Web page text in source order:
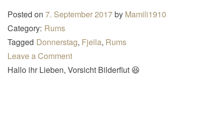
Posted on 7. September 2017by Mamili1910
Category: Rums
Tagged Donnerstag, Fjella, Rums
Leave a Comment
Hallo ihr Lieben, Vorsicht Bilderflut 😆